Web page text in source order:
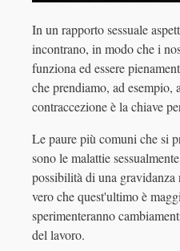
In un rapporto sessuale
incontrano, in modo che i
funziona ed essere
che prendiamo, ad esempio,
contraccezione è la chiave
Le paure più comuni che si
sono le malattie
possibilità di una gravidanza
vero che quest'ultimo è
sperimenteranno
del lavoro.